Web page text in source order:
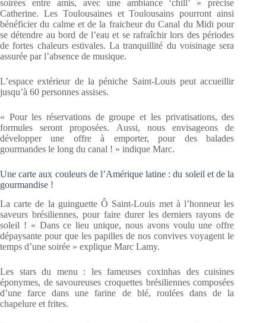
soirées entre amis, avec une ambiance ‘chill’ » précise
Catherine. Les Toulousaines et Toulousains pourront ainsi
bénéficier du calme et de la fraicheur du Canal du Midi pour
se détendre au bord de l’eau et se rafraîchir lors des périodes
de fortes chaleurs estivales. La tranquillité du voisinage sera
assurée par l’absence de musique.
L’espace extérieur de la péniche Saint-Louis peut accueillir
jusqu’à 60 personnes assises.
« Pour les réservations de groupe et les privatisations, des
formules seront proposées. Aussi, nous envisageons de
développer une offre à emporter, pour des balades
gourmandes le long du canal ! » indique Marc.
Une carte aux couleurs de l’Amérique latine : du soleil et de la
gourmandise !
La carte de la guinguette Ô Saint-Louis met à l’honneur les
saveurs brésiliennes, pour faire durer les derniers rayons de
soleil ! « Dans ce lieu unique, nous avons voulu une offre
dépaysante pour que les papilles de nos convives voyagent le
temps d’une soirée » explique Marc Lamy.
Les stars du menu : les fameuses coxinhas des cuisines
éponymes, de savoureuses croquettes brésiliennes composées
d’une farce dans une farine de blé, roulées dans de la
chapelure et frites.